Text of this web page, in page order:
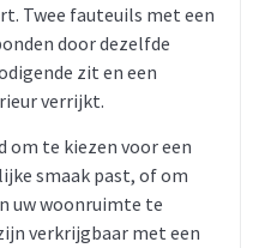
Twee fauteuils met een
door dezelfde
zit en een
verrijkt.
om te kiezen voor een
smaak past, of om
uw woonruimte te
verkrijgbaar met een